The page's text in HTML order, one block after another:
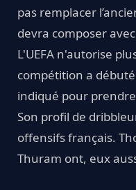
pas remplacer
devra composer
L'UEFA n'autorise
compétition a
indiqué pour
Son profil de
offensifs français.
Thuram ont, eux